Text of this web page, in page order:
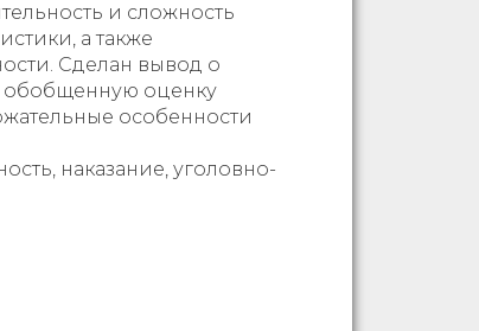
и сложность
а также
Сделан вывод о
обобщенную оценку
особенности
наказание, уголовно-